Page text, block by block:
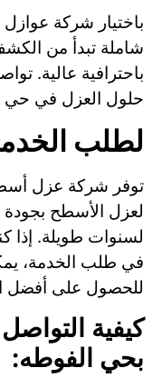
باختيار شركة
شاملة تبدأ من
باحترافية عالية.
حلول العزل في حي
لطلب
توفر شركة عزل
لعزل الأسطح بجودة
لسنوات طويلة. إذا
في طلب الخدمة،
للحصول على أفضل
كيفية
بحي الفوطه: